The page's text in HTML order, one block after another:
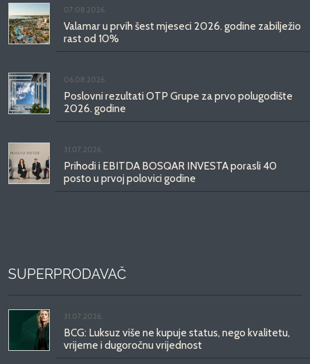
07.08.2026.
Valamar u prvih šest mjeseci 2026. godine zabilježio
rast od 10%
06.08.2026.
Poslovni rezultati OTP Grupe za prvo polugodište
2026. godine
31.07.2026.
Prihodi i EBITDA BOSQAR INVESTA porasli 40
posto u prvoj polovici godine
SUPERPRODAVAČ
31.07.2026.
BCG: Luksuz više ne kupuje status, nego kvalitetu,
vrijeme i dugoročnu vrijednost